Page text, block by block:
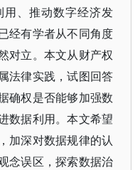
、推动数字经济发
经有学者从不同角度
对立。本文从财产权
法律实践，试图回答
确权是否能够加强数
数据利用。本文希望
加深对数据规律的认
念误区，探索数据治